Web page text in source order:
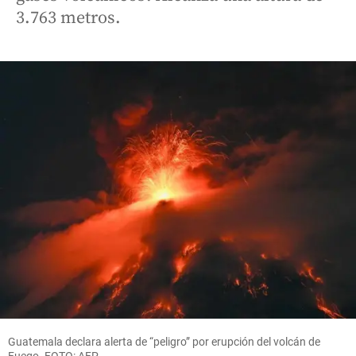
3.763 metros.
Guatemala declara alerta de “peligro” por erupción del volcán de